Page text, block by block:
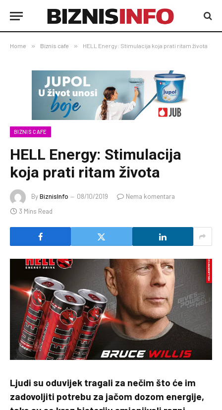
Home » Biznis cafe » HELL Energy: Stimulacija koja prati ritam života
BIZNIS CAFE
HELL Energy: Stimulacija
koja prati ritam života
ByBiznisInfo 08/10/2019
Nema komentara
3 Mins Read
Ljudi su oduvijek tragali za nečim što će im
zadovoljiti potrebu za jačom dozom energije,